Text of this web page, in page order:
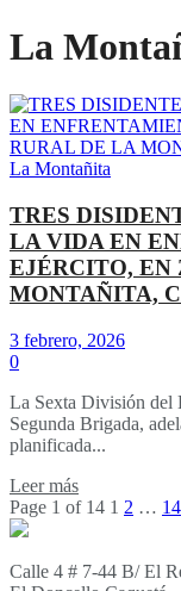
La
La Montañita
TRES
LA VIDA EN
EJÉRCITO, EN
MONTAÑITA,
3 febrero, 2026
0
La Sexta División del
Segunda Brigada,
planificada...
Leer más
Page 1 of 14 1 2 … 14
Calle 4 # 7-44 B/ El